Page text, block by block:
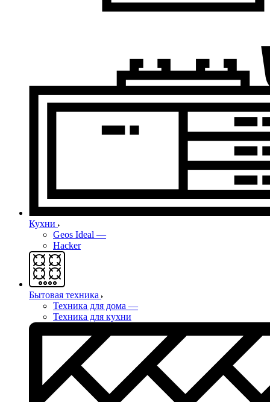
Кухни
Geos Ideal —
Hacker
Бытовая техника
Техника для дома —
Техника для кухни